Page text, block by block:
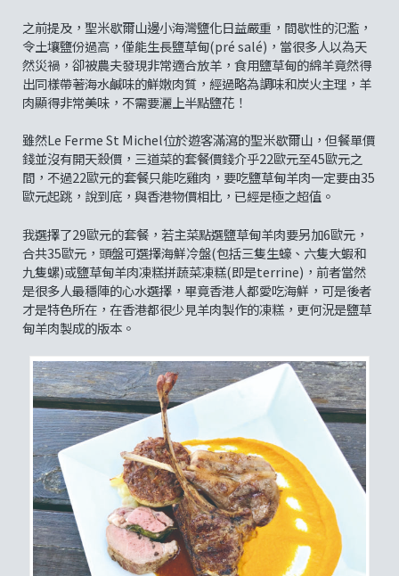
之前提及，聖米歇爾山邊小海灣鹽化日益嚴重，間歇性的氾濫，
令土壤鹽份過高，僅能生長鹽草甸(pré salé)，當很多人以為天
然災禍，卻被農夫發現非常適合放羊，食用鹽草甸的綿羊竟然得
出同樣帶著海水鹹味的鮮嫩肉質，經過略為調味和炭火主理，羊
肉顯得非常美味，不需要灑上半點鹽花！
雖然Le Ferme St Michel位於遊客滿瀉的聖米歇爾山，但餐單價
錢並沒有開天殺價，三道菜的套餐價錢介乎22歐元至45歐元之
間，不過22歐元的套餐只能吃雞肉，要吃鹽草甸羊肉一定要由35
歐元起跳，說到底，與香港物價相比，已經是極之超值。
我選擇了29歐元的套餐，若主菜點選鹽草甸羊肉要另加6歐元，
合共35歐元，頭盤可選擇海鮮冷盤(包括三隻生蠔、六隻大蝦和
九隻螺)或鹽草甸羊肉凍糕拼蔬菜凍糕(即是terrine)，前者當然
是很多人最穩陣的心水選擇，畢竟香港人都愛吃海鮮，可是後者
才是特色所在，在香港都很少見羊肉製作的凍糕，更何況是鹽草
甸羊肉製成的版本。